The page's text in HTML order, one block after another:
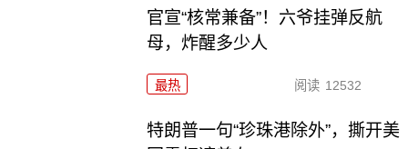
官宣“核常兼备”！六爷挂弹反航
母，炸醒多少人
最热 阅读 12532
特朗普一句“珍珠港除外”，撕开美